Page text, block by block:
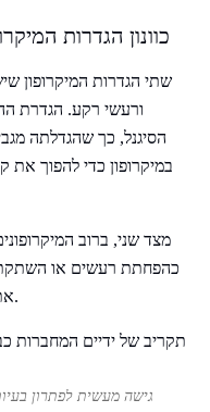
כוונון הגדרות
שתי הגדרות המיקרופון
הסיגנל, כך שהגדלתה
מצד שני, ברוב
כהפחתת רעשים או השתקת
את כמות צלילי הסביבה שנכנסים להקלטה.
גישה מעשית לפתרון